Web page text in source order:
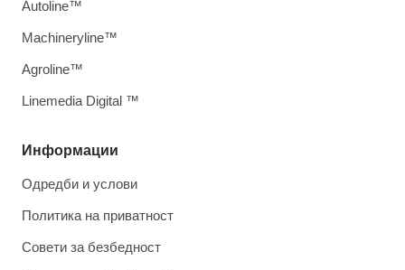
Информации
Одредби и услови
Политика на приватност
Совети за безбедност
Autoline™
Machineryline™
Agroline™
Linemedia Digital ™